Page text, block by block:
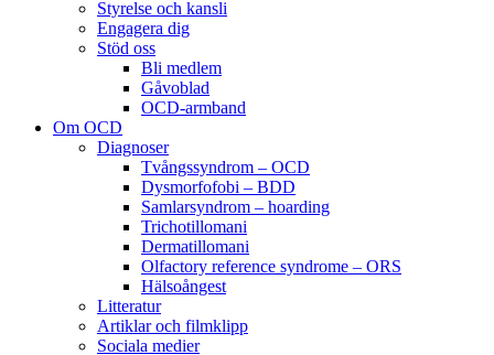
Styrelse och kansli
Engagera dig
Stöd oss
Bli medlem
Gåvoblad
OCD-armband
Om OCD
Diagnoser
Tvångssyndrom – OCD
Dysmorfofobi – BDD
Samlarsyndrom – hoarding
Trichotillomani
Dermatillomani
Olfactory reference syndrome – ORS
Hälsoångest
Litteratur
Artiklar och filmklipp
Sociala medier